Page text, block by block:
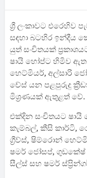
ශ්‍රී ලංකාවට එරෙහිව
සඳහා බටහිර ඉන්දීය
යුත් සංචිතයක්
ෂායි හෝප්ට හිමිව
හෙට්මියර්, අල්සාරි
චේස් යන පළපුරුදු
මිශ්‍රණයක් ඇතුළත් වේ.
එක්දින සංචිතයට
කැම්බල්, කීසි කාර්ටි,
ග්‍රීව්ස්, ෂිම්රොන්
ෂමර් ජෝසප්,
සීල්ස් සහ ෂමර්